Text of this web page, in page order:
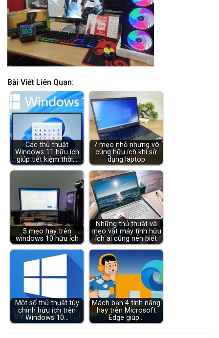
Bài Viết Liên Quan:
Các thủ thuật
Windows 11 hữu ích
giúp tiết kiệm thời…
7 mẹo nhỏ nhưng vô
cùng hữu ích khi sử
dụng laptop
5 mẹo hay trên
windows 10 hữu ích
Những thủ thuật và
mẹo vặt máy tính hữu
ích ai cũng nên biết
Một số thủ thuật tùy
chỉnh hữu ích trên
Windows 10…
Mách bạn 4 tính năng
hay trên Microsoft
Edge giúp…